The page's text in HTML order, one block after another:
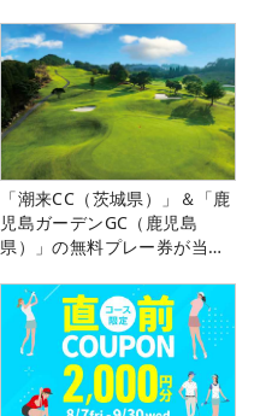
「潮来CC（茨城県）」＆「鹿
児島ガーデンGC（鹿児島
県）」の無料プレー券が当た